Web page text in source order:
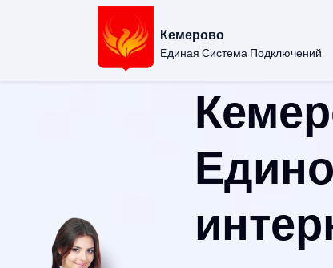
Кемерово
Единая Система Подключений